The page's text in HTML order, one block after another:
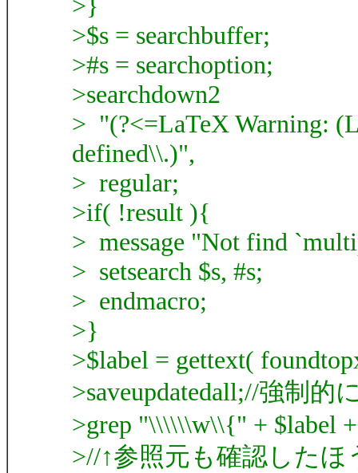
>$s = searchbuffer;
>#s = searchoption;
>searchdown2
> "(?<=LaTeX Warning:
defined\\.)",
> regular;
>if( !result ){
> message "Not find
> setsearch $s, #s;
> endmacro;
>}
>$label = gettext(
>saveupdatedall;//強制
>grep "\\\\\\w\\{" + $label
>//↑参照元も確認した